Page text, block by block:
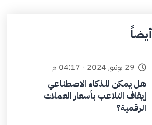
29 يونيو, 2024 - 04:17 م
هل يمكن للذكاء الاصطناعي
إيقاف التلاعب بأسعار العملات
الرقمية؟